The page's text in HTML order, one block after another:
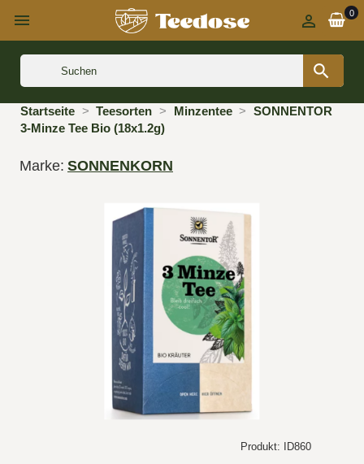
 0


Startseite Teesorten Minzentee
SONNENTOR
3-Minze Tee Bio (18x1.2g)
Marke: SONNENKORN
Produkt: ID860